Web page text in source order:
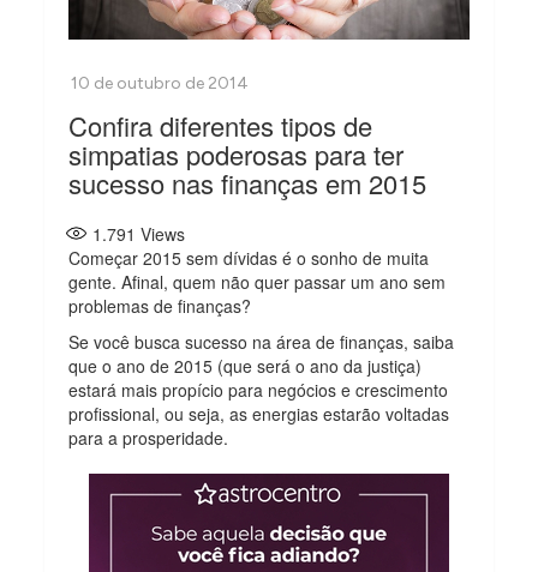
Confira diferentes tipos de
simpatias poderosas para ter
sucesso nas finanças em 2015
1.791 Views
Começar 2015 sem dívidas é o sonho de muita
gente. Afinal, quem não quer passar um ano sem
problemas de finanças?
Se você busca sucesso na área de finanças, saiba
que o ano de 2015 (que será o ano da justiça)
estará mais propício para negócios e crescimento
profissional, ou seja, as energias estarão voltadas
para a prosperidade.